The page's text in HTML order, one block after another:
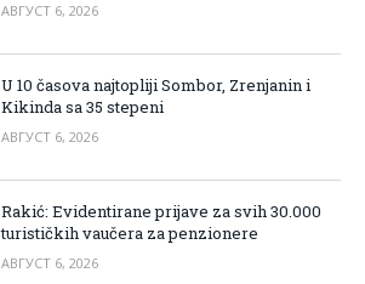
АВГУСТ 6, 2026
U 10 časova najtopliji Sombor, Zrenjanin i
Kikinda sa 35 stepeni
АВГУСТ 6, 2026
Rakić: Evidentirane prijave za svih 30.000
turističkih vaučera za penzionere
АВГУСТ 6, 2026